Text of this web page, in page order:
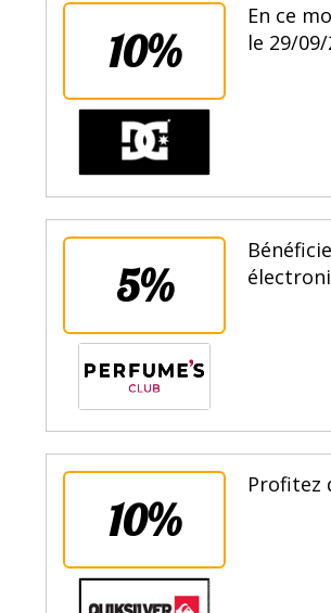
10%
En ce
le 29/09/
5%
10%
Profitez